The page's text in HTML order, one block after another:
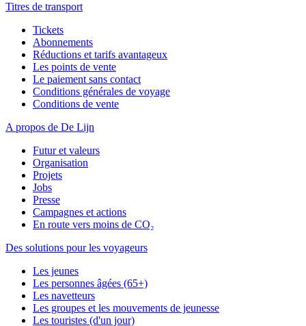
Titres de transport
Tickets
Abonnements
Réductions et tarifs avantageux
Les points de vente
Le paiement sans contact
Conditions générales de voyage
Conditions de vente
A propos de De Lijn
Futur et valeurs
Organisation
Projets
Jobs
Presse
Campagnes et actions
En route vers moins de CO₂
Des solutions pour les voyageurs
Les jeunes
Les personnes âgées (65+)
Les navetteurs
Les groupes et les mouvements de jeunesse
Les touristes (d'un jour)